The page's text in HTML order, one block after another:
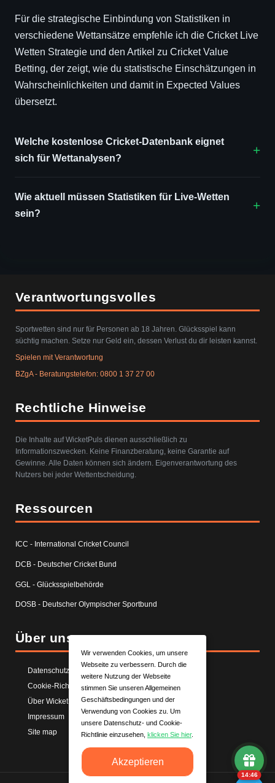
Für die strategische Einbindung von Statistiken in
verschiedene Wettansätze empfehle ich die Cricket Live
Wetten Strategie und den Artikel zu Cricket Value
Betting, der zeigt, wie du statistische Einschätzungen in
Wahrscheinlichkeiten und damit in Expected Values
übersetzt.
Welche kostenlose Cricket-Datenbank eignet
sich für Wettanalysen?
Wie aktuell müssen Statistiken für Live-Wetten
sein?
Verantwortungsvolles
Sportwetten sind nur für Personen ab 18 Jahren. Glücksspiel kann
süchtig machen. Setze nur Geld ein, dessen Verlust du dir leisten kannst.
Spielen mit Verantwortung
BZgA - Beratungstelefon: 0800 1 37 27 00
Rechtliche Hinweise
Die Inhalte auf WicketPuls dienen ausschließlich zu
Informationszwecken. Keine Finanzberatung, keine Garantie auf
Gewinne. Alle Daten können sich ändern. Eigenverantwortung des
Nutzers bei jeder Wettentscheidung.
Ressourcen
ICC - International Cricket Council
DCB - Deutscher Cricket Bund
GGL - Glücksspielbehörde
DOSB - Deutscher Olympischer Sportbund
Über uns
Datenschutzerklärung
Cookie-Richtlinie
Über WicketPuls
Impressum
Site map
Wir verwenden Cookies, um unsere
Webseite zu verbessern. Durch die
weitere Nutzung der Webseite
stimmen Sie unseren Allgemeinen
Geschäftsbedingungen und der
Verwendung von Cookies zu. Um
unsere Datenschutz- und Cookie-
Richtlinie einzusehen, klicken Sie hier.
Akzeptieren
14:45